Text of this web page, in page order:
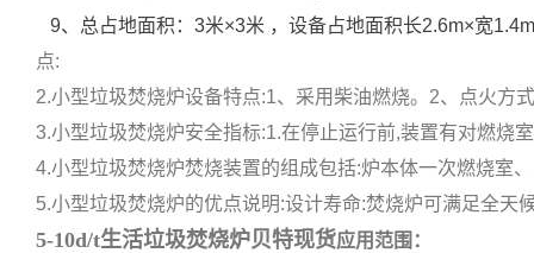
9、总占地面积：3米×3米 ，设备占地面积长2.6m×宽
点:
2.小型垃圾焚烧炉设备特点:1、采用柴油燃烧。2、点火方
3.小型垃圾焚烧炉安全指标:1.在停止运行前,装置有对燃烧
4.小型垃圾焚烧炉焚烧装置的组成包括:炉本体一次燃烧室
5.小型垃圾焚烧炉的优点说明:设计寿命:焚烧炉可满足全天
5-10d/t生活垃圾焚烧炉贝特现货应用范围：